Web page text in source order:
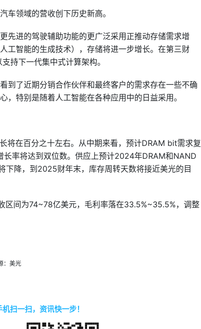
车领域的营收创下历史新高。
先进的驾驶辅助功能的更广泛采用正推动存储需求增
工智能的生成技术），存储将进一步增长。在第三财
持下一代集中式计算架构。
到了近期分销合作伙伴和最终客户的需求存在一些不确
特别是随着人工智能在各种应用中的日益采用。
在百分之十左右。从中期来看，预计DRAM bit需求复
率将达到双位数。供应上预计2024年DRAM和NAND
降，到2025财年末，库存周转天数将接近美光的目
区间为74~78亿美元，毛利率落在33.5%~35.5%，调整
：美光
扫一扫，资讯快一步！